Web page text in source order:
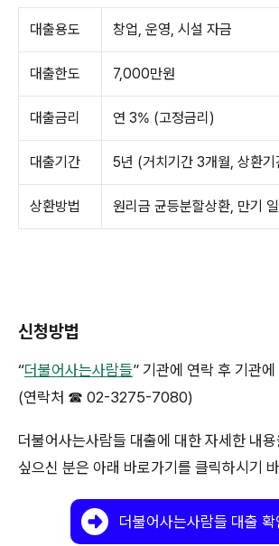
대출용도 창업, 운영, 시설 자금
대출한도 7,000만원
대출금리 연 3% (고정금리)
대출기간 5년 (거치기간 3개월, 상환
상환방법 원리금 균등분할상환, 만기
신청방법
“더불어사는사람들” 기관에 연락 후 기관
(연락처 ☎ 02-3275-7080)
더불어사는사람들 대출에 대한 자세한 내
싶으신 분은 아래 바로가기를 클릭하시기
더불어사는사람들 대출 확